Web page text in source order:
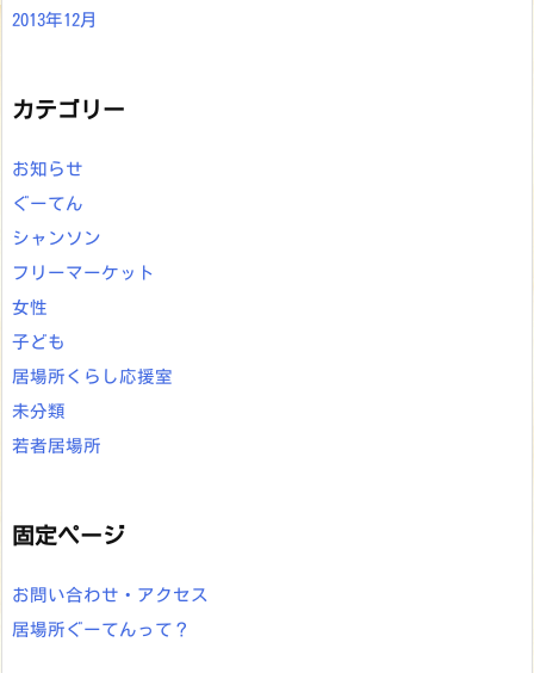
2013年12月
カテゴリー
お知らせ
ぐーてん
シャンソン
フリーマーケット
女性
子ども
居場所くらし応援室
未分類
若者居場所
固定ページ
お問い合わせ・アクセス
居場所ぐーてんって？